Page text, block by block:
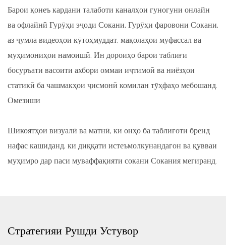
Барои қонеъ кардани талаботи каналҳои гуногуни онлайн
ва офлайнӣ Гурӯҳи эҷоди Сокани, Гурӯҳи фаровони Сокани,
аз ҷумла видеоҳои кӯтоҳмуддат, мақолаҳои муфассал ва
муҳимониҳои намоишӣ. Ин дороиҳо барои таблиғи
босуръати васоити ахбори оммаи иҷтимоӣ ва ниёзҳои
статикӣ ба чашмакҳои ҷисмонӣ комилан тӯҳфаҳо мебошанд.
Омезиши
Шикоятҳои визуалӣ ва матнӣ, ки онҳо ба таблиғоти бренд
нафас кашиданд, ки диққати истеъмолкунандагон ва қувваи
муҳимро дар паси муваффақияти сокани Сокания мегиранд.
Стратегияи Рушди Устувор